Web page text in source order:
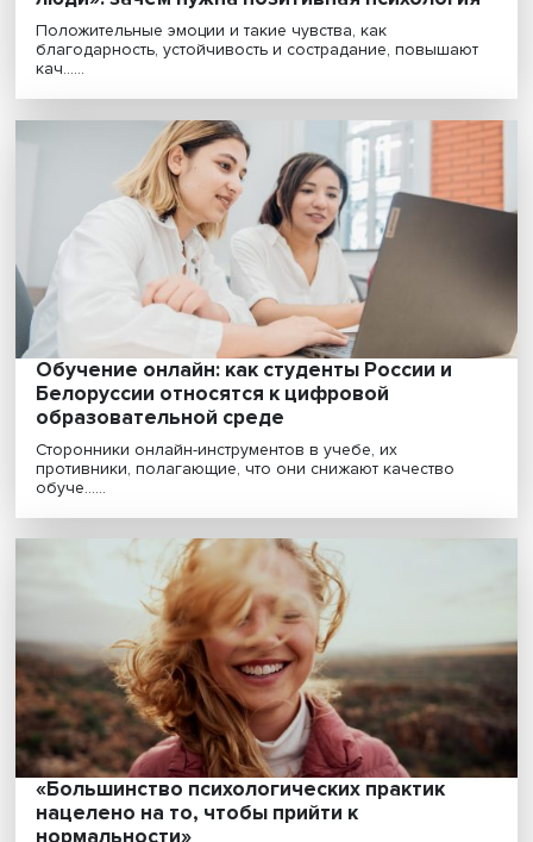
«Человек излучает счастье, и к нему
люди»: зачем нужна позитивная
Положительные эмоции и такие чувства, как
благодарность, устойчивость и сострадание,
Обучение онлайн: как студенты России и
Белоруссии относятся к цифровой
образовательной среде
Сторонники онлайн-инструментов в учебе, их
противники, полагающие, что они снижают качество
обуче......